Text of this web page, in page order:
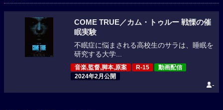
COME TRUE／カム・トゥルー 戦慄の催
眠実験
不眠症に悩まされる高校生のサラは、睡眠を
研究する大学...
音楽,監督,脚本,原案 R-15
動画配信
2024年2月公開
-